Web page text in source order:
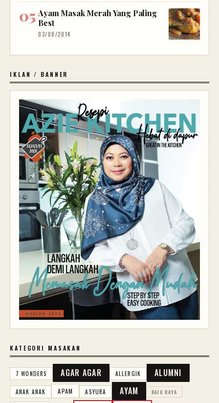
Ayam Masak Merah Yang Paling
Best
03/08/2014
IKLAN / BANNER
KATEGORI MASAKAN
7 WONDERS AGAR AGAR ALLERGIK ALUMNI
ANAK ANAK APAM ASYURA AYAM BAJU RAYA